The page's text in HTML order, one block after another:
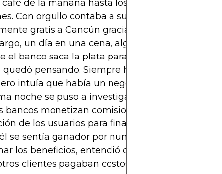
de la mañana hasta los pasajes de avión
Con orgullo contaba a sus amigos que había
gratis a Cancún gracias a sus millas
un día en una cena, alguien le preguntó:
el banco saca la plata para darte esos
quedó pensando. Siempre había creído que era
intuía que había un negocio detrás.
noche se puso a investigar y descubrió que
bancos monetizan comisiones, intereses y
de los usuarios para financiar estos
se sentía ganador por nunca pagar intereses y
los beneficios, entendió que su ahorro era
clientes pagaban costos altos por el mal uso